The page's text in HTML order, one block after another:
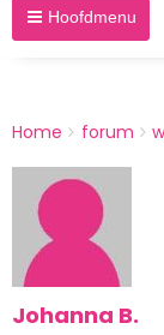
Hoofdmenu
BREADCRUMBS
You
here:
Home forum
Johanna B.